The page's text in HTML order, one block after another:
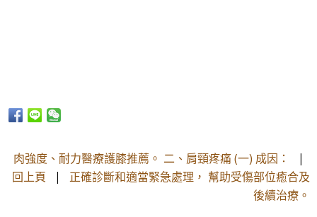
肉強度、耐力醫療護膝推薦。 二、肩頸疼痛 (一) 成因：
|
回上頁 | 正確診斷和適當緊急處理， 幫助受傷部位癒合及
後續治療。